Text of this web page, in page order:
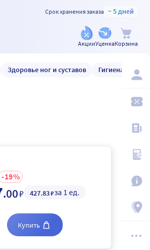
Срок хранения заказа ~ 5 дней
АкцииУценкаКорзина
Здоровье ног и суставов Гигиена и уход
19
.00₽ 427.83₽за 1 ед.
Купить